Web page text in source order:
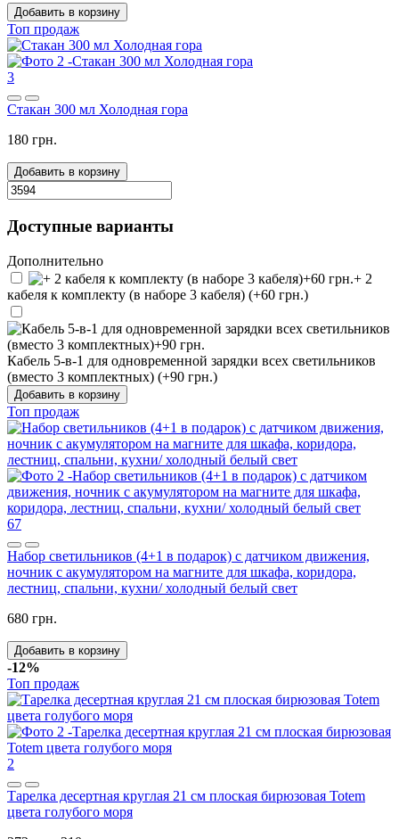
Добавить в корзину
Топ продаж
3
Стакан 300 мл Холодная гора
180 грн.
Добавить в корзину
Доступные варианты
Дополнительно
+ 2
кабеля к комплекту (в наборе 3 кабеля) (+60 грн.)
Кабель 5-в-1 для одновременной зарядки всех светильников
(вместо 3 комплектных) (+90 грн.)
Добавить в корзину
Топ продаж
67
Набор светильников (4+1 в подарок) с датчиком движения,
ночник с акумулятором на магните для шкафа, коридора,
лестниц, спальни, кухни/ холодный белый свет
680 грн.
Добавить в корзину
-12%
Топ продаж
2
Тарелка десертная круглая 21 см плоская бирюзовая Totem
цвета голубого моря